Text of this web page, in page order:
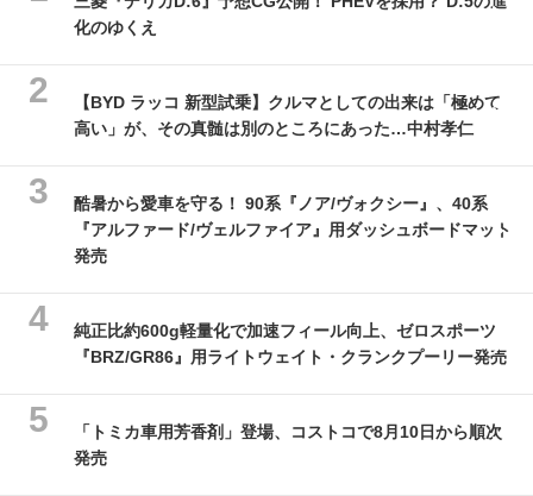
化のゆくえ
【BYD ラッコ 新型試乗】クルマとしての出来は「極めて
高い」が、その真髄は別のところにあった…中村孝仁
酷暑から愛車を守る！ 90系『ノア/ヴォクシー』、40系
『アルファード/ヴェルファイア』用ダッシュボードマット
発売
純正比約600g軽量化で加速フィール向上、ゼロスポーツ
『BRZ/GR86』用ライトウェイト・クランクプーリー発売
「トミカ車用芳香剤」登場、コストコで8月10日から順次
発売